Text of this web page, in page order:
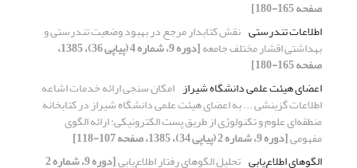
صفحه 165-180]
اطلاعات تندرستی نقش کتابدار مرجع در بهبود وضعیت تندرستی و
بهداشتی اقشار مختلف جامعه [دوره 9، شماره 4 (پیاپی 36)، 1385،
صفحه 165-180]
اعضای هیئت علمی دانشگاه شیراز امکان سنجی ارائه خدمات اشاعه
اطلاعات گزینشی ... به اعضای هیئت علمی دانشگاه شیراز در کتابخانه
منطقه‌ای علوم و تکنولوژی از طریق پست الکترونیکی: ارائه الگوی
مفهومی[دوره 9، شماره 2 (پیاپی 34)، 1385، صفحه 107-118]
الگوهای اطلاع‌یابی تحلیل الگو‌های رفتار اطلاع‌یابی [دوره 9، شماره 2